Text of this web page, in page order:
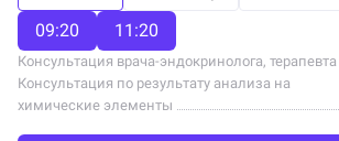
09:20
11:20
Консультация врача-эндокринолога, терапевта
Консультация по результату анализа на
химические элементы